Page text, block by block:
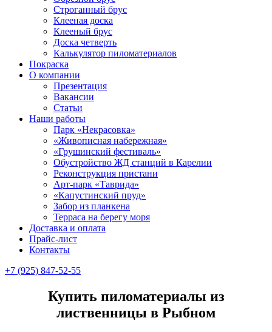
Строганный брус
Клееная доска
Клееный брус
Доска четверть
Калькулятор пиломатериалов
Покраска
О компании
Презентация
Вакансии
Статьи
Наши работы
Парк «Некрасовка»
«Живописная набережная»
«Грушинский фестиваль»
Обустройство ЖД станций в Карелии
Реконструкция пристани
Арт-парк «Таврида»
«Капустинский пруд»
Забор из планкена
Терраса на берегу моря
Доставка и оплата
Прайс-лист
Контакты
+7 (925) 847-52-55
Купить пиломатериалы из
лиственницы в Рыбном